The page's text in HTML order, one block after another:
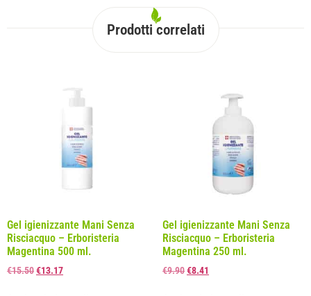
Prodotti correlati
Gel igienizzante Mani Senza
Risciacquo – Erboristeria
Magentina 500 ml.
€15.50€13.17
Gel igienizzante Mani Senza
Risciacquo – Erboristeria
Magentina 250 ml.
€9.90€8.41